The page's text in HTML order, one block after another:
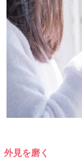
外見を磨く